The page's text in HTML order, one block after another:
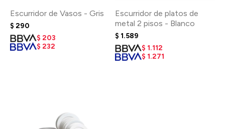
Escurridor de Vasos - Gris
$ 290
$ 203
$ 232
Escurridor de platos de
metal 2 pisos - Blanco
$ 1.589
$ 1.112
$ 1.271